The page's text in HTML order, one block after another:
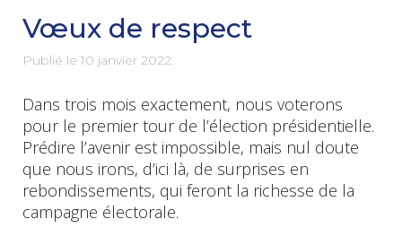
Vœux de respect
Publié le 10 janvier 2022
Dans trois mois exactement, nous voterons
pour le premier tour de l’élection présidentielle.
Prédire l’avenir est impossible, mais nul doute
que nous irons, d’ici là, de surprises en
rebondissements, qui feront la richesse de la
campagne électorale.